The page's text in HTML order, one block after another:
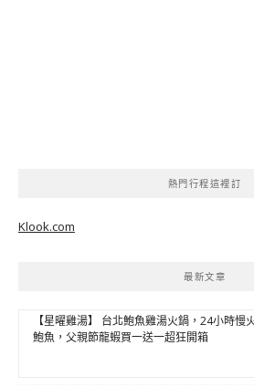
熱門行程這裡訂
Klook.com
最新文章
【星曜雞湯】 台北鮑魚雞湯火鍋，24小時慢
鮑魚，父親節龍蝦買一送一超狂開箱